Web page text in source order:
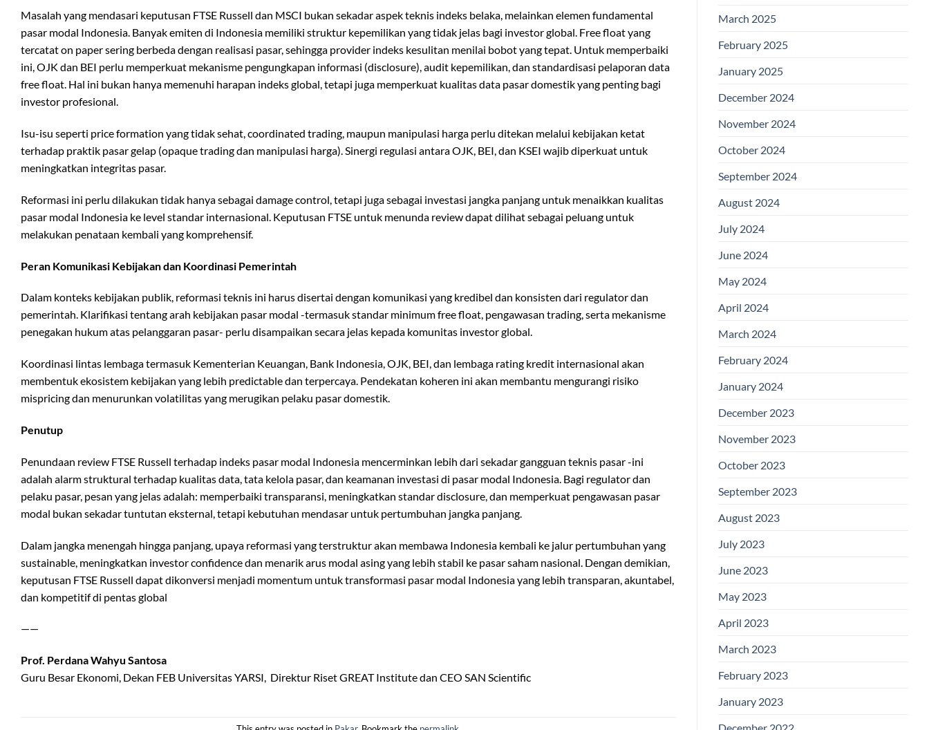
Masalah yang mendasari keputusan FTSE Russell dan MSCI bukan sekadar aspek teknis indeks belaka, melainkan elemen fundamental
pasar modal Indonesia. Banyak emiten di Indonesia memiliki struktur kepemilikan yang tidak jelas bagi investor global. Free float yang
tercatat on paper sering berbeda dengan realisasi pasar, sehingga provider indeks kesulitan menilai bobot yang tepat. Untuk memperbaiki
ini, OJK dan BEI perlu memperkuat mekanisme pengungkapan informasi (disclosure), audit kepemilikan, dan standardisasi pelaporan data
free float. Hal ini bukan hanya memenuhi harapan indeks global, tetapi juga memperkuat kualitas data pasar domestik yang penting bagi
investor profesional.
Isu-isu seperti price formation yang tidak sehat, coordinated trading, maupun manipulasi harga perlu ditekan melalui kebijakan ketat
terhadap praktik pasar gelap (opaque trading dan manipulasi harga). Sinergi regulasi antara OJK, BEI, dan KSEI wajib diperkuat untuk
meningkatkan integritas pasar.
Reformasi ini perlu dilakukan tidak hanya sebagai damage control, tetapi juga sebagai investasi jangka panjang untuk menaikkan kualitas
pasar modal Indonesia ke level standar internasional. Keputusan FTSE untuk menunda review dapat dilihat sebagai peluang untuk
melakukan penataan kembali yang komprehensif.
Peran Komunikasi Kebijakan dan Koordinasi Pemerintah
Dalam konteks kebijakan publik, reformasi teknis ini harus disertai dengan komunikasi yang kredibel dan konsisten dari regulator dan
pemerintah. Klarifikasi tentang arah kebijakan pasar modal -termasuk standar minimum free float, pengawasan trading, serta mekanisme
penegakan hukum atas pelanggaran pasar- perlu disampaikan secara jelas kepada komunitas investor global.
Koordinasi lintas lembaga termasuk Kementerian Keuangan, Bank Indonesia, OJK, BEI, dan lembaga rating kredit internasional akan
membentuk ekosistem kebijakan yang lebih predictable dan terpercaya. Pendekatan koheren ini akan membantu mengurangi risiko
mispricing dan menurunkan volatilitas yang merugikan pelaku pasar domestik.
Penutup
Penundaan review FTSE Russell terhadap indeks pasar modal Indonesia mencerminkan lebih dari sekadar gangguan teknis pasar -ini
adalah alarm struktural terhadap kualitas data, tata kelola pasar, dan keamanan investasi di pasar modal Indonesia. Bagi regulator dan
pelaku pasar, pesan yang jelas adalah: memperbaiki transparansi, meningkatkan standar disclosure, dan memperkuat pengawasan pasar
modal bukan sekadar tuntutan eksternal, tetapi kebutuhan mendasar untuk pertumbuhan jangka panjang.
Dalam jangka menengah hingga panjang, upaya reformasi yang terstruktur akan membawa Indonesia kembali ke jalur pertumbuhan yang
sustainable, meningkatkan investor confidence dan menarik arus modal asing yang lebih stabil ke pasar saham nasional. Dengan demikian,
keputusan FTSE Russell dapat dikonversi menjadi momentum untuk transformasi pasar modal Indonesia yang lebih transparan, akuntabel,
dan kompetitif di pentas global
——
Prof. Perdana Wahyu Santosa
Guru Besar Ekonomi, Dekan FEB Universitas YARSI, Direktur Riset GREAT Institute dan CEO SAN Scientific
March 2025
February 2025
January 2025
December 2024
November 2024
October 2024
September 2024
August 2024
July 2024
June 2024
May 2024
April 2024
March 2024
February 2024
January 2024
December 2023
November 2023
October 2023
September 2023
August 2023
July 2023
June 2023
May 2023
April 2023
March 2023
February 2023
January 2023